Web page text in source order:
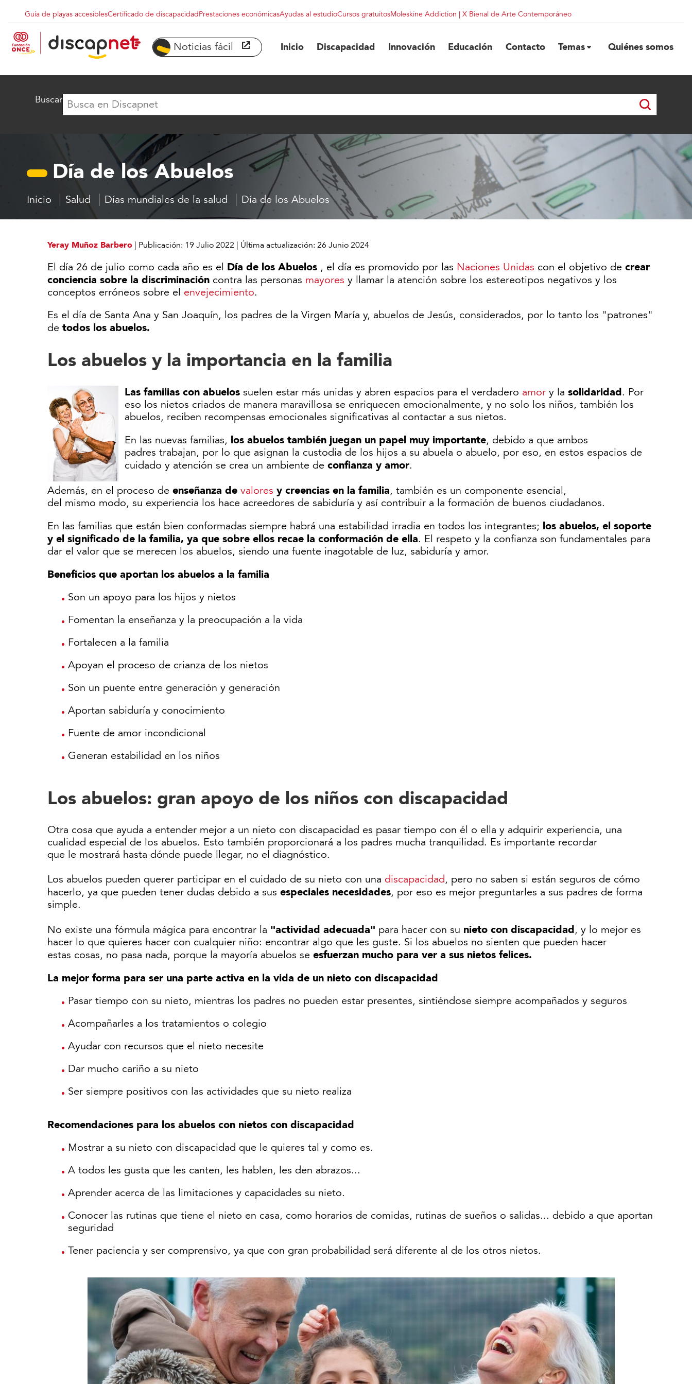
Menu superior destacados
Guía de playas accesiblesCertificado de discapacidadPrestaciones económicasAyudas al estudioCursos gratuitosMoleskine Addiction | X Bienal de Arte Contemporáneo
Noticias fácil abre en ventana nueva
Inicio Discapacidad Innovación Educación Contacto Temas Quiénes somos
Buscar
Día de los Abuelos
Inicio Salud Días mundiales de la salud Día de los Abuelos
Yeray Muñoz Barbero | Publicación: 19 Julio 2022 | Última actualización: 26 Junio 2024
El día 26 de julio como cada año es el Día de los Abuelos , el día es promovido por las Naciones Unidas con el objetivo de crear
conciencia sobre la discriminación contra las personas mayores y llamar la atención sobre los estereotipos negativos y los
conceptos erróneos sobre el envejecimiento.
Es el día de Santa Ana y San Joaquín, los padres de la Virgen María y, abuelos de Jesús, considerados, por lo tanto los "patrones"
de todos los abuelos.
Los abuelos y la importancia en la familia
Las familias con abuelos suelen estar más unidas y abren espacios para el verdadero amor y la solidaridad. Por
eso los nietos criados de manera maravillosa se enriquecen emocionalmente, y no solo los niños, también los
abuelos, reciben recompensas emocionales significativas al contactar a sus nietos.
En las nuevas familias, los abuelos también juegan un papel muy importante, debido a que ambos
padres trabajan, por lo que asignan la custodia de los hijos a su abuela o abuelo, por eso, en estos espacios de
cuidado y atención se crea un ambiente de confianza y amor.
Además, en el proceso de enseñanza de valores y creencias en la familia, también es un componente esencial,
del mismo modo, su experiencia los hace acreedores de sabiduría y así contribuir a la formación de buenos ciudadanos.
En las familias que están bien conformadas siempre habrá una estabilidad irradia en todos los integrantes; los abuelos, el soporte
y el significado de la familia, ya que sobre ellos recae la conformación de ella. El respeto y la confianza son fundamentales para
dar el valor que se merecen los abuelos, siendo una fuente inagotable de luz, sabiduría y amor.
Beneficios que aportan los abuelos a la familia
Son un apoyo para los hijos y nietos
Fomentan la enseñanza y la preocupación a la vida
Fortalecen a la familia
Apoyan el proceso de crianza de los nietos
Son un puente entre generación y generación
Aportan sabiduría y conocimiento
Fuente de amor incondicional
Generan estabilidad en los niños
Los abuelos: gran apoyo de los niños con discapacidad
Otra cosa que ayuda a entender mejor a un nieto con discapacidad es pasar tiempo con él o ella y adquirir experiencia, una
cualidad especial de los abuelos. Esto también proporcionará a los padres mucha tranquilidad. Es importante recordar
que le mostrará hasta dónde puede llegar, no el diagnóstico.
Los abuelos pueden querer participar en el cuidado de su nieto con una discapacidad, pero no saben si están seguros de cómo
hacerlo, ya que pueden tener dudas debido a sus especiales necesidades, por eso es mejor preguntarles a sus padres de forma
simple.
No existe una fórmula mágica para encontrar la "actividad adecuada" para hacer con su nieto con discapacidad, y lo mejor es
hacer lo que quieres hacer con cualquier niño: encontrar algo que les guste. Si los abuelos no sienten que pueden hacer
estas cosas, no pasa nada, porque la mayoría abuelos se esfuerzan mucho para ver a sus nietos felices.
La mejor forma para ser una parte activa en la vida de un nieto con discapacidad
Pasar tiempo con su nieto, mientras los padres no pueden estar presentes, sintiéndose siempre acompañados y seguros
Acompañarles a los tratamientos o colegio
Ayudar con recursos que el nieto necesite
Dar mucho cariño a su nieto
Ser siempre positivos con las actividades que su nieto realiza
Recomendaciones para los abuelos con nietos con discapacidad
Mostrar a su nieto con discapacidad que le quieres tal y como es.
A todos les gusta que les canten, les hablen, les den abrazos...
Aprender acerca de las limitaciones y capacidades su nieto.
Conocer las rutinas que tiene el nieto en casa, como horarios de comidas, rutinas de sueños o salidas... debido a que aportan
seguridad
Tener paciencia y ser comprensivo, ya que con gran probabilidad será diferente al de los otros nietos.